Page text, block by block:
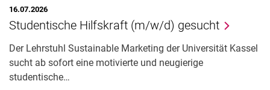
16.07.2026
Studentische Hilfskraft (m/w/d) gesucht
Der Lehrstuhl Sustainable Marketing der Universität Kassel
sucht ab sofort eine motivierte und neugierige
studentische…